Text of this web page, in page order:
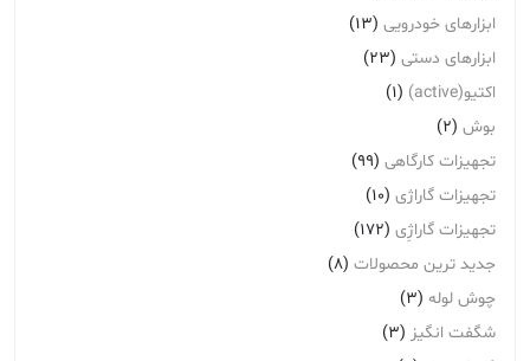
ابزارهای خودرویی (13)
ابزارهای دستی (23)
اکتیو(active)
(1)
بوش (2)
تجهیزات کارگاهی (99)
تجهیزات گاراژی (10)
تجهیزات گاراژِی (172)
جدید ترین محصولات (8)
چوش لوله (3)
شگفت انگیز (3)